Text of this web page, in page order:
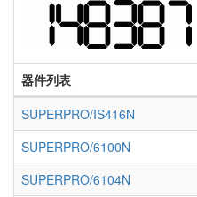
器件列表
SUPERPRO/IS416N
SUPERPRO/6100N
SUPERPRO/6104N